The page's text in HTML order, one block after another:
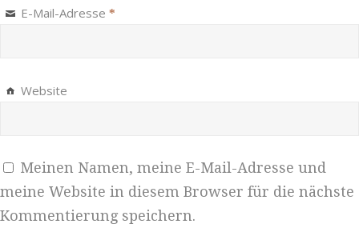
E-Mail-Adresse *
Website
Meinen Namen, meine E-Mail-Adresse und
meine Website in diesem Browser für die nächste
Kommentierung speichern.